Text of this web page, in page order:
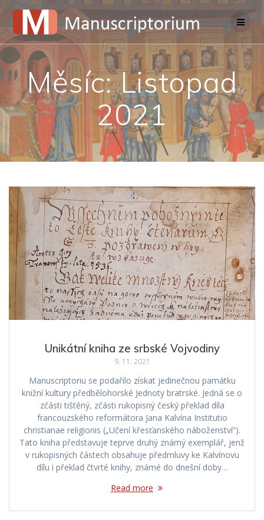
Skip
to
content
Měsíc:Listopad
2021
Unikátní kniha ze srbské Vojvodiny
9. 11. 2021
Manuscriptoriu se podařilo získat jedinečnou památku
knižní kultury předbělohorské Jednoty bratrské. Jedná se o
zčásti tištěný, zčásti rukopisný český překlad díla
francouzského reformátora Jana Kalvína Institutio
christianae religionis („Učení křesťanského náboženství“).
Tato kniha představuje teprve druhý známý exemplář, jenž
v rukopisných částech obsahuje předmluvy ke Kalvínovu
dílu i překlad čtvrté knihy, známé do dnešní doby…
Read more